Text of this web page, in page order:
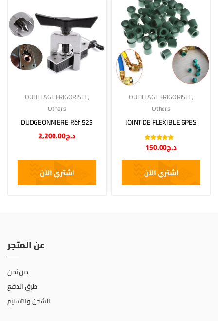
OUTILLAGE FRIGORISTE,
Others
DUDGEONNIERE Réf 525
د.ج2,200.00
اشتري الآن
OUTILLAGE FRIGORISTE,
Others
JOINT DE FLEXIBLE 6PES
Note 5.00sur
5 د.ج150.00
اشتري الآن
عن المتجر
من نحن
طرق الدفع
الشحن والتسليم